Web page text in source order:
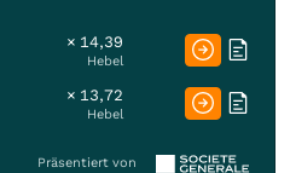
× 14,39
Hebel
× 13,72
Hebel
Präsentiert von